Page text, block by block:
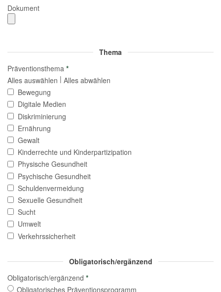
Dokument
Thema
Präventionsthema *
Alles auswählen | Alles abwählen
Bewegung
Digitale Medien
Diskriminierung
Ernährung
Gewalt
Kinderrechte und Kinderpartizipation
Physische Gesundheit
Psychische Gesundheit
Schuldenvermeidung
Sexuelle Gesundheit
Sucht
Umwelt
Verkehrssicherheit
Obligatorisch/ergänzend
Obligatorisch/ergänzend *
Obligatorisches Präventionsprogramm